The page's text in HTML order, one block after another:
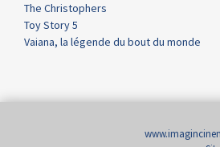
The Christophers
Toy Story 5
Vaiana, la légende du bout du monde